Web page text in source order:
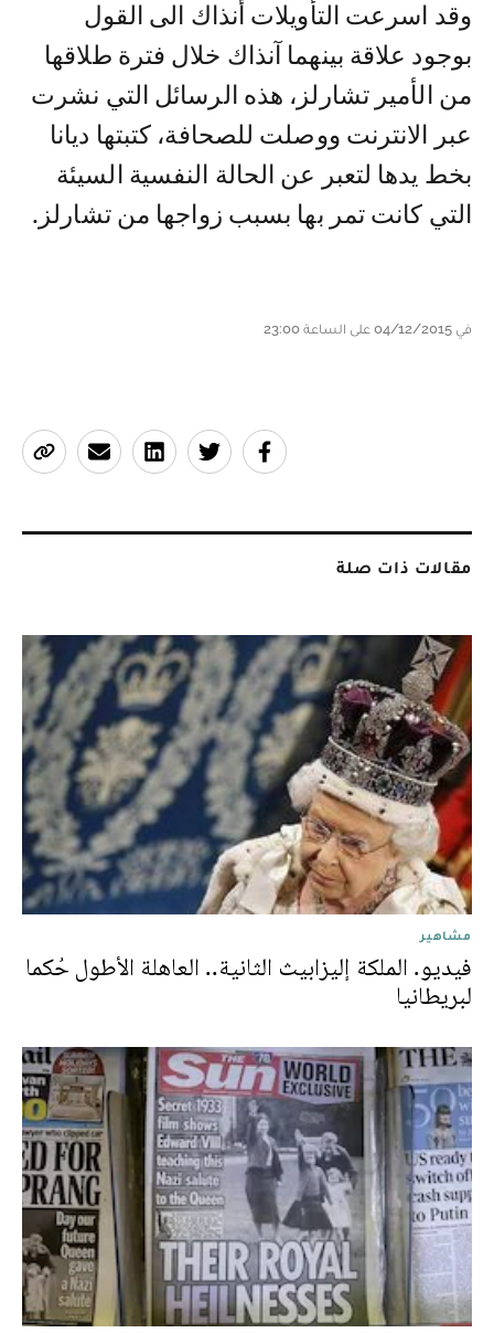
وقد اسرعت التأويلات أنذاك الى القول
بوجود علاقة بينهما آنذاك خلال فترة طلاقها
من الأمير تشارلز، هذه الرسائل التي نشرت
عبر الانترنت ووصلت للصحافة، كتبتها ديانا
بخط يدها لتعبر عن الحالة النفسية السيئة
التي كانت تمر بها بسبب زواجها من تشارلز.
في 04/12/2015 على الساعة 23:00
مقالات ذات صلة
مشاهير
فيديو. الملكة إليزابيث الثانية.. العاهلة الأطول حُكما
لبريطانيا